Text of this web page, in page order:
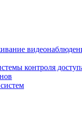
контроля